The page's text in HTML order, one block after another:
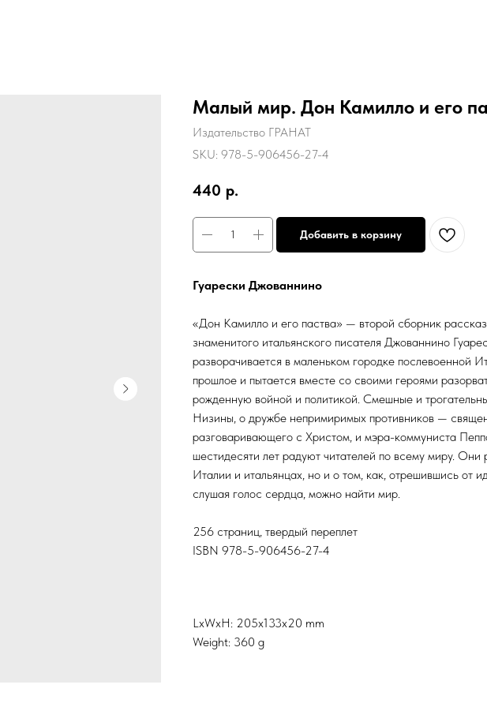
Малый мир. Дон Камилло и его
Издательство ГРАНАТ
SKU: 978-5-906456-27-4
440 р.
Добавить в корзину
Гуарески Джованнино
«Дон Камилло и его паства» — второй сборник
знаменитого итальянского писателя Джованнино
разворачивается в маленьком городке послевоенной
прошлое и пытается вместе со своими героями
рожденную войной и политикой. Смешные и
Низины, о дружбе непримиримых противников —
разговаривающего с Христом, и мэра-коммуниста
шестидесяти лет радуют читателей по всему миру. Они
Италии и итальянцах, но и о том, как, отрешившись от
слушая голос сердца, можно найти мир.
256 страниц, твердый переплет
ISBN 978-5-906456-27-4
LxWxH: 205x133x20 mm
Weight: 360 g